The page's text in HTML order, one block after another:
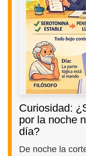
Curiosidad:
por la noche
día?
De noche la